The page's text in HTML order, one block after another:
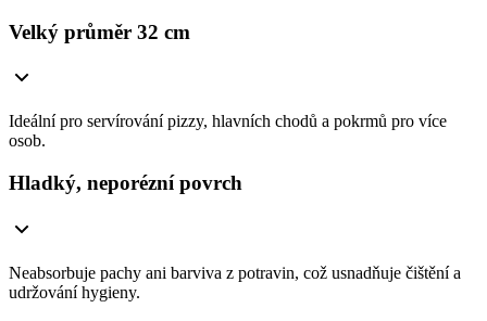
Velký průměr 32 cm
Ideální pro servírování pizzy, hlavních chodů a pokrmů pro více
osob.
Hladký, neporézní povrch
Neabsorbuje pachy ani barviva z potravin, což usnadňuje čištění a
udržování hygieny.